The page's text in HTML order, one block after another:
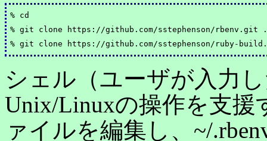
% cd
% git clone https://github.com/sstephenson/rbenv.git
シェル（ユーザが入力
Unix/Linuxの操作を支
ァイルを編集し、~/